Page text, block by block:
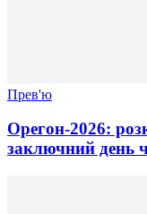
Прев'ю
Орегон-2026:
заключний день